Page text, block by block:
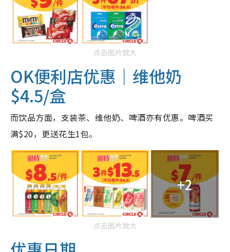
点击图片放大
OK便利店优惠 ｜维他奶
$4.5/盒
而饮品方面，支装茶、维他奶、啤酒亦有优惠。啤酒买
满$20，更送花生1包。
+2
点击图片放大